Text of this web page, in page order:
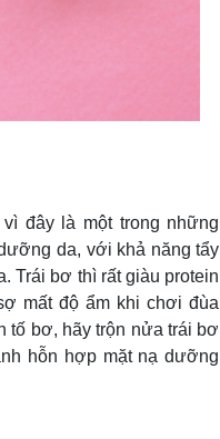
đây là một trong những
da, với khả năng tẩy
Trái bơ thì rất giàu protein
mất độ ẩm khi chơi đùa
tố bơ, hãy trộn nửa trái bơ
hỗn hợp mặt nạ dưỡng